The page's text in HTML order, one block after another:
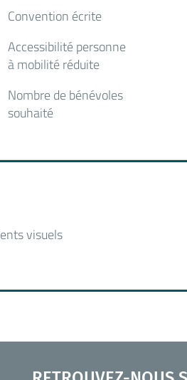
Convention écrite
Accessibilité personne
à mobilité réduite
Nombre de bénévoles
souhaité
visuels